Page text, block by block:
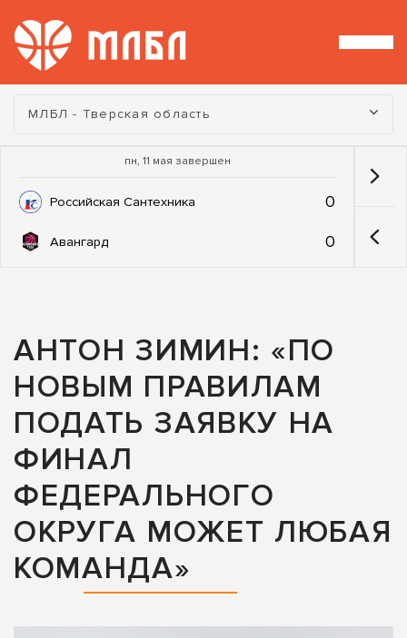
Турнир:
МЛБЛ - Тверская область
пн, 11 мая завершен
Российская Сантехника 0
Авангард 0
АНТОН ЗИМИН: «ПО
НОВЫМ ПРАВИЛАМ
ПОДАТЬ ЗАЯВКУ НА
ФИНАЛ
ФЕДЕРАЛЬНОГО
ОКРУГА МОЖЕТ ЛЮБАЯ
КОМАНДА»